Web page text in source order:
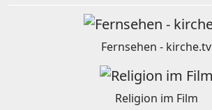
Fernsehen - kirche.tv
Religion im Film